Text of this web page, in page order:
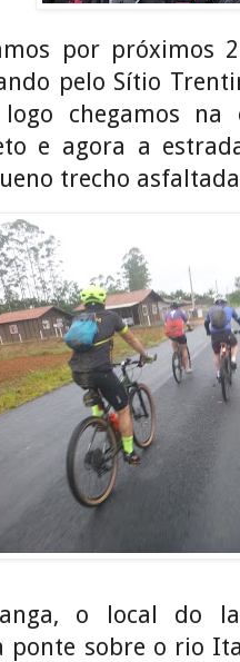
por próximos
pelo Sítio
chegamos na
e agora a
trecho
o local do
ponte sobre o rio